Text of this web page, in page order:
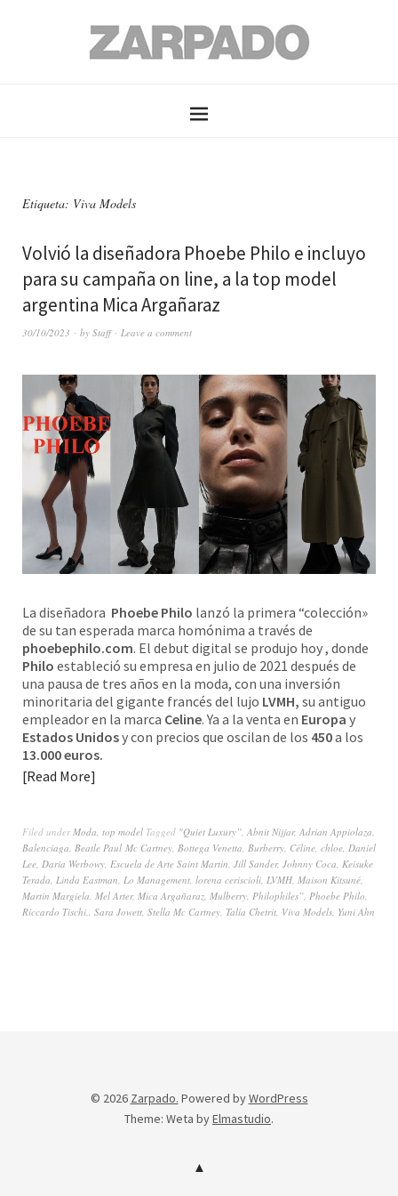
Etiqueta: Viva Models
Volvió la diseñadora Phoebe Philo e incluyo
para su campaña on line, a la top model
argentina Mica Argañaraz
30/10/2023 by Staff Leave a comment
La diseñadora Phoebe Philo lanzó la primera “colección»
de su tan esperada marca homónima a través de
phoebephilo.com. El debut digital se produjo hoy , donde
Philo estableció su empresa en julio de 2021 después de
una pausa de tres años en la moda, con una inversión
minoritaria del gigante francés del lujo LVMH, su antiguo
empleador en la marca Celine. Ya a la venta en Europa y
Estados Unidosy con precios que oscilan de los 450a los
13.000 euros.
Read More
Filed under Moda top model Tagged "Quiet Luxury” Abnit Nijjar, Adrian Appiolaza
Balenciaga Beatle Paul Mc Cartney Bottega Venetta Burberry Céline chloe Daniel
Lee Daria Werbowy Escuela de Arte Saint Martin Jill Sander, Johnny Coca Keisuke
Terada Linda Eastman Lo Management lorena ceriscioli LVMH Maison Kitsuné
Martin Margiela Mel Arter, Mica Argañaraz Mulberry Philophiles” Phoebe Philo
Riccardo Tischi. Sara Jowett Stella Mc Cartney Talía Chetrit Viva Models Yuni Ahn
© 2026 Zarpado. Powered byWordPress
Theme: Weta byElmastudio.